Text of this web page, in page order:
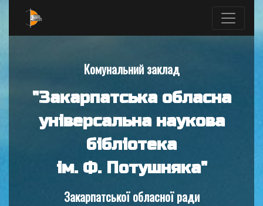
Комунальний заклад
"Закарпатська обласна
універсальна наукова
бібліотека
ім. Ф. Потушняка"
Закарпатської обласної ради